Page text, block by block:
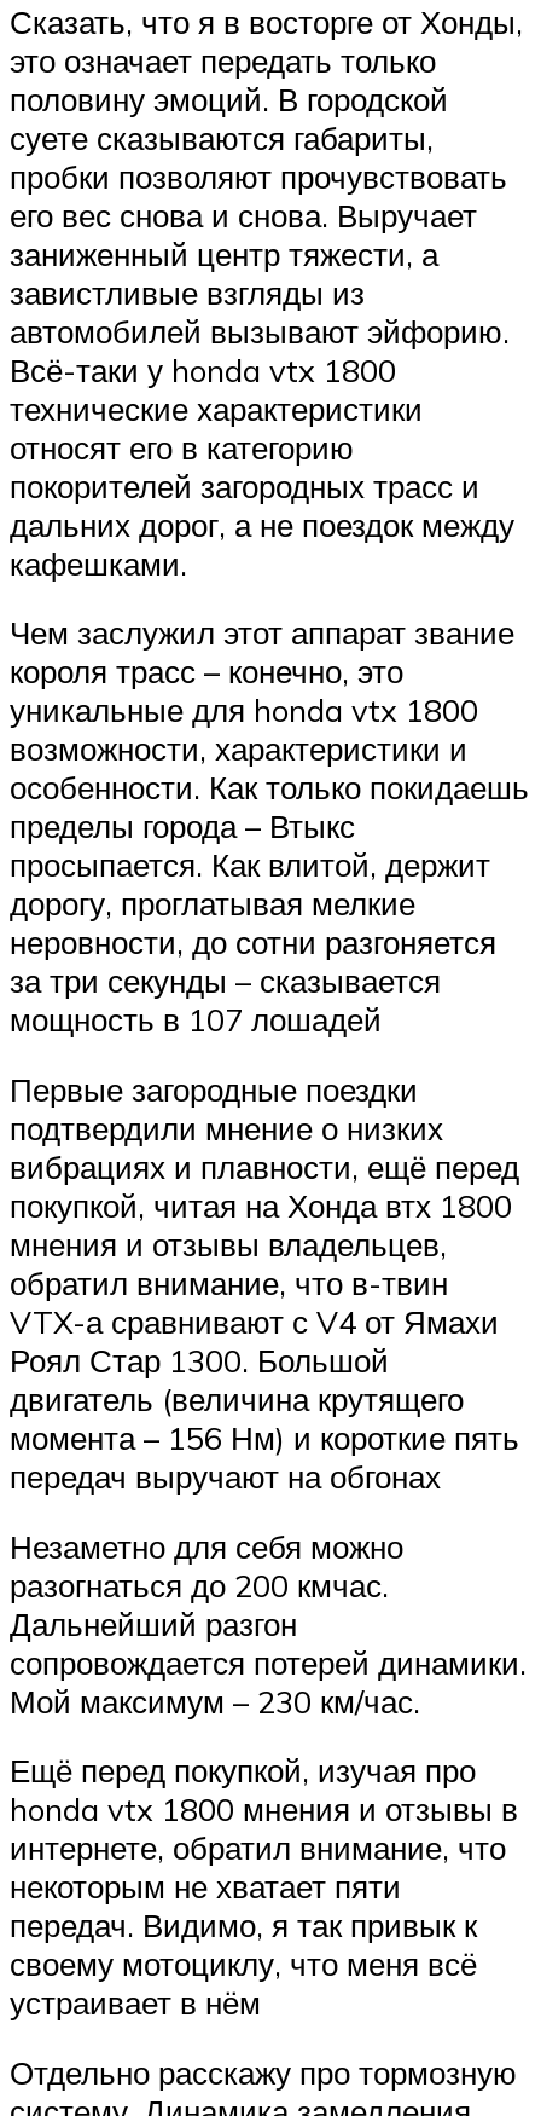
Сказать, что я в восторге от Хонды,
это означает передать только
половину эмоций. В городской
суете сказываются габариты,
пробки позволяют прочувствовать
его вес снова и снова. Выручает
заниженный центр тяжести, а
завистливые взгляды из
автомобилей вызывают эйфорию.
Всё-таки у honda vtx 1800
технические характеристики
относят его в категорию
покорителей загородных трасс и
дальних дорог, а не поездок между
кафешками.
Чем заслужил этот аппарат звание
короля трасс – конечно, это
уникальные для honda vtx 1800
возможности, характеристики и
особенности. Как только покидаешь
пределы города – Втыкс
просыпается. Как влитой, держит
дорогу, проглатывая мелкие
неровности, до сотни разгоняется
за три секунды – сказывается
мощность в 107 лошадей
Первые загородные поездки
подтвердили мнение о низких
вибрациях и плавности, ещё перед
покупкой, читая на Хонда втх 1800
мнения и отзывы владельцев,
обратил внимание, что в-твин
VTX-а сравнивают с V4 от Ямахи
Роял Стар 1300. Большой
двигатель (величина крутящего
момента – 156 Нм) и короткие пять
передач выручают на обгонах
Незаметно для себя можно
разогнаться до 200 кмчас.
Дальнейший разгон
сопровождается потерей динамики.
Мой максимум – 230 км/час.
Ещё перед покупкой, изучая про
honda vtx 1800 мнения и отзывы в
интернете, обратил внимание, что
некоторым не хватает пяти
передач. Видимо, я так привык к
своему мотоциклу, что меня всё
устраивает в нём
Отдельно расскажу про тормозную